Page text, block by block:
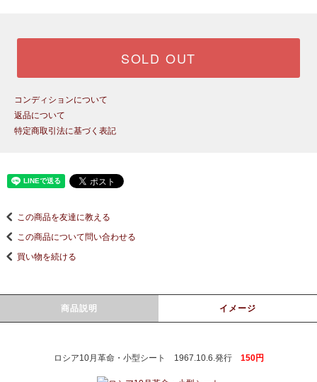
SOLD OUT
コンディションについて
返品について
特定商取引法に基づく表記
この商品を友達に教える
この商品について問い合わせる
買い物を続ける
商品説明 イメージ
ロシア10月革命・小型シート 1967.10.6.発行 150円